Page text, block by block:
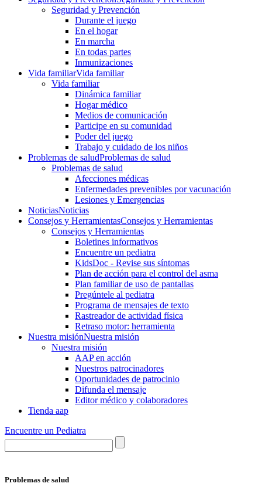
Seguridad y Prevención
Durante el juego
En el hogar
En marcha
En todas partes
Inmunizaciones
Vida familiarVida familiar
Vida familiar
Dinámica familiar
Hogar médico
Medios de comunicación
Participe en su comunidad
Poder del juego
Trabajo y cuidado de los niños
Problemas de saludProblemas de salud
Problemas de salud
Afecciones médicas
Enfermedades prevenibles por vacunación
Lesiones y Emergencias
NoticiasNoticias
Consejos y HerramientasConsejos y Herramientas
Consejos y Herramientas
Boletines informativos
Encuentre un pediatra
KidsDoc - Revise sus síntomas
Plan de acción para el control del asma
Plan familiar de uso de pantallas
Pregúntele al pediatra
Programa de mensajes de texto
Rastre​​ador de activida​d física
Retraso motor: herramienta
Nuestra misiónNuestra misión
Nuestra misión
AAP en acción
Nuestros patrocinadores
Oportunidades de patrocinio
Difunda el mensaje
Editor médico y colaboradores
Tienda aap
Encuentre un Pediatra
Problemas de salud